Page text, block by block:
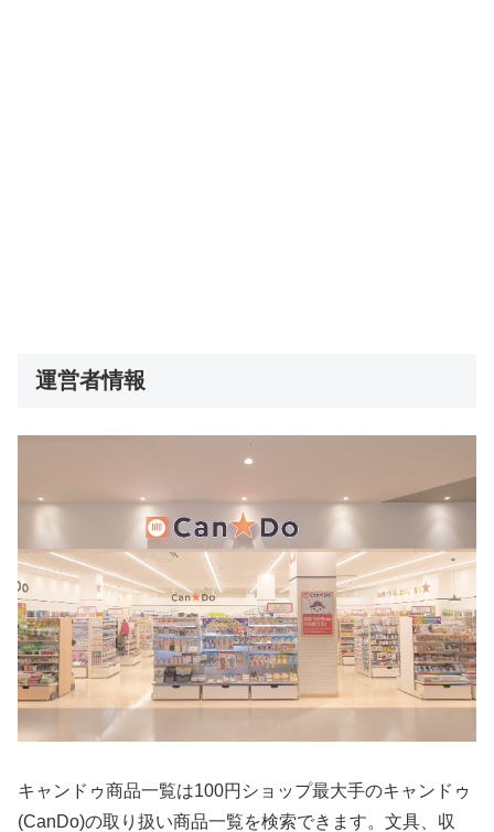
運営者情報
キャンドゥ商品一覧は100円ショップ最大手のキャンドゥ
(CanDo)の取り扱い商品一覧を検索できます。文具、収